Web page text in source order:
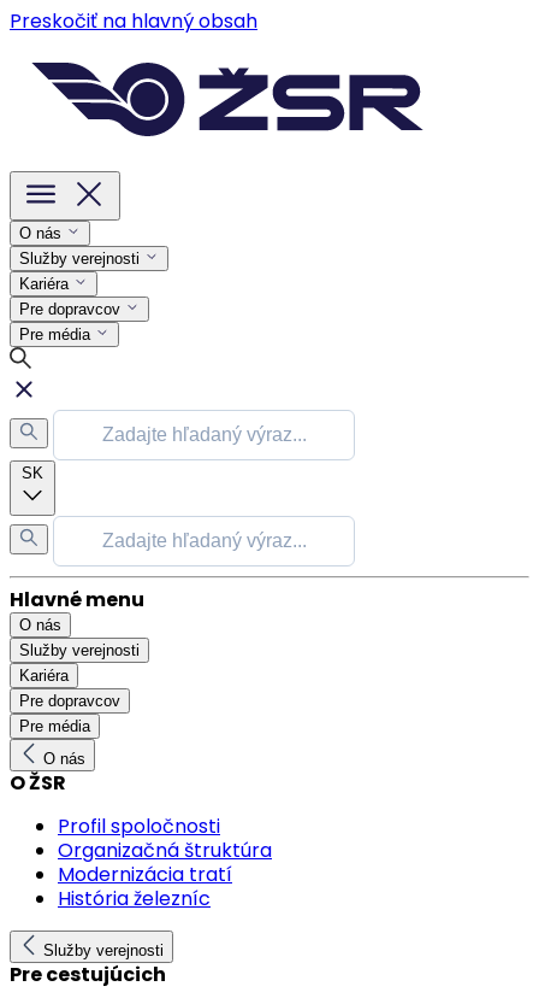
Preskočiť na hlavný obsah
O nás
Služby verejnosti
Kariéra
Pre dopravcov
Pre média
SK
Hlavné menu
O nás
Služby verejnosti
Kariéra
Pre dopravcov
Pre média
O nás
O ŽSR
Profil spoločnosti
Organizačná štruktúra
Modernizácia tratí
História železníc
Služby verejnosti
Pre cestujúcich